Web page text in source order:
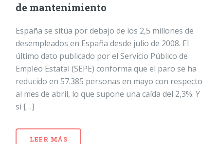
de mantenimiento
España se sitúa por debajo de los 2,5 millones de
desempleados en España desde julio de 2008. El
último dato publicado por el Servicio Público de
Empleo Estatal (SEPE) conforma que el paro se ha
reducido en 57.385 personas en mayo con respecto
al mes de abril, lo que supone una caída del 2,3%. Y
si […]
LEER MÁS